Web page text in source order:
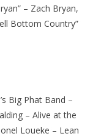
– Zach Bryan,
Bottom Country”
Big Phat Band –
– Alive at the
Loueke – Lean